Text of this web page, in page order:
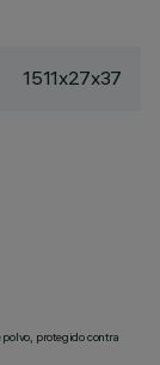
1511x27x37
protegido contra